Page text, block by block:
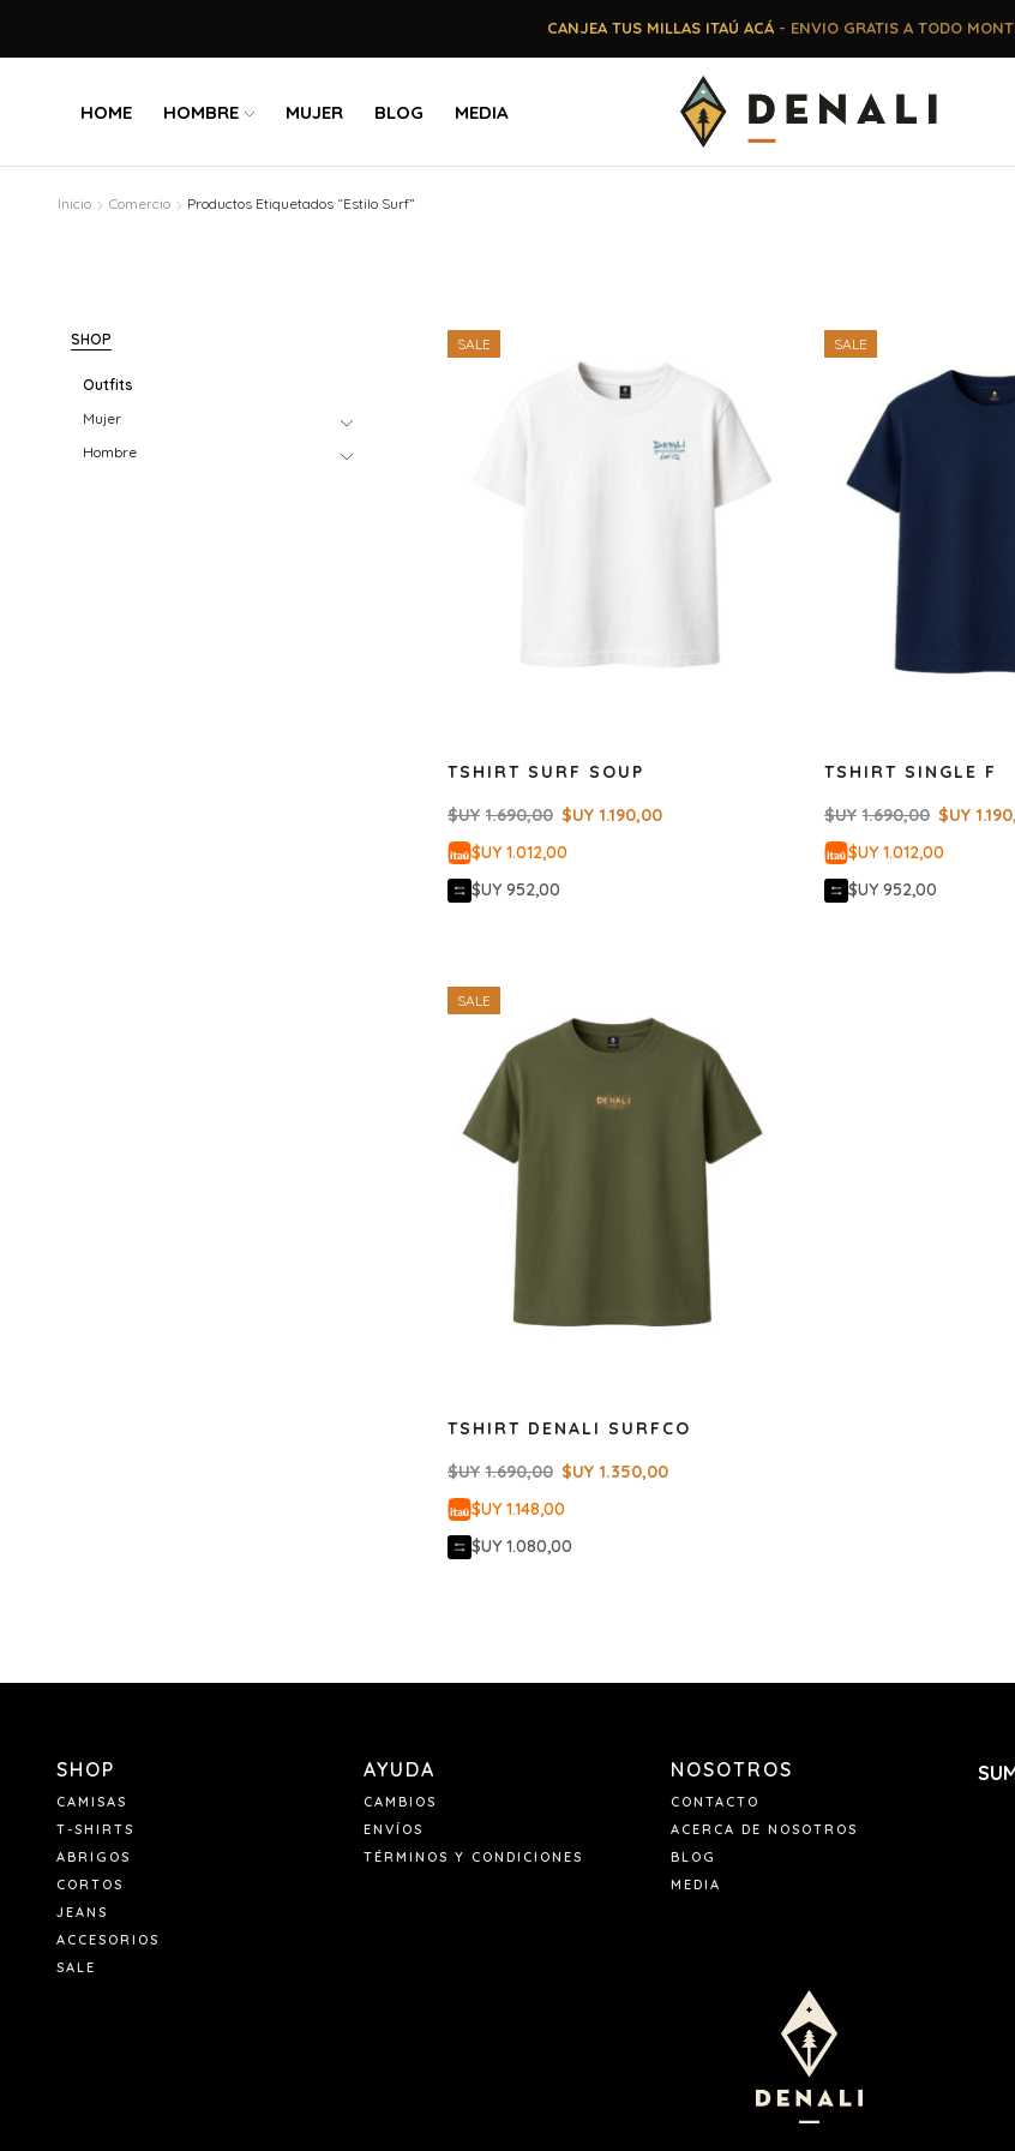
CANJEA TUS MILLAS ITAÚ ACÁ- ENVIO GRATIS A TODO
HOME HOMBRE MUJER BLOG MEDIA
Inicio Comercio Productos Etiquetados “Estilo Surf”
SALE
TSHIRT SURF SOUP
$UY 1.690,00 $UY 1.190,00
$UY 1.012,00
$UY 952,00
SALE
TSHIRT SINGLE F
$UY 1.690,00 $UY
$UY 1.012,00
$UY 952,00
SALE
TSHIRT DENALI SURFCO
$UY 1.690,00 $UY 1.350,00
$UY 1.148,00
$UY 1.080,00
SHOP
Outfits
Mujer
Hombre
SHOP
CAMISAS
T-SHIRTS
ABRIGOS
CORTOS
JEANS
ACCESORIOS
SALE
AYUDA
CAMBIOS
ENVÍOS
TÉRMINOS Y CONDICIONES
NOSOTROS
CONTACTO
ACERCA DE NOSOTROS
BLOG
MEDIA